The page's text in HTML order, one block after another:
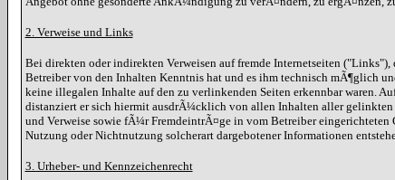
2. Verweise und Links
Bei direkten oder indirekten Verweisen auf fremde Internetseiten
Betreiber von den Inhalten Kenntnis hat und es ihm technisch mÃ¶glich
keine illegalen Inhalte auf den zu verlinkenden Seiten erkennbar waren.
distanziert er sich hiermit ausdrÃ¼cklich von allen Inhalten aller
und Verweise sowie fÃ¼r FremdeintrÃ¤ge in vom Betreiber
Nutzung oder Nichtnutzung solcherart dargebotener Informationen
3. Urheber- und Kennzeichenrecht